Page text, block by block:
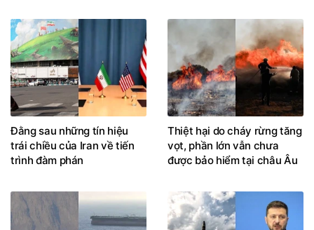
Đằng sau những tín hiệu
trái chiều của Iran về tiến
trình đàm phán
Thiệt hại do cháy rừng tăng
vọt, phần lớn vẫn chưa
được bảo hiểm tại châu Âu